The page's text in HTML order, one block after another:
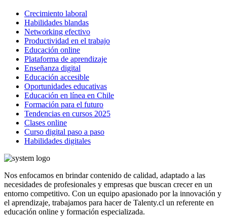
Crecimiento laboral
Habilidades blandas
Networking efectivo
Productividad en el trabajo
Educación online
Plataforma de aprendizaje
Enseñanza digital
Educación accesible
Oportunidades educativas
Educación en línea en Chile
Formación para el futuro
Tendencias en cursos 2025
Clases online
Curso digital paso a paso
Habilidades digitales
Nos enfocamos en brindar contenido de calidad, adaptado a las
necesidades de profesionales y empresas que buscan crecer en un
entorno competitivo. Con un equipo apasionado por la innovación y
el aprendizaje, trabajamos para hacer de Talenty.cl un referente en
educación online y formación especializada.